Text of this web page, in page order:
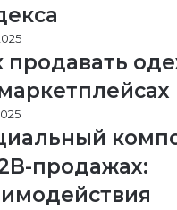
продавать
продажах: